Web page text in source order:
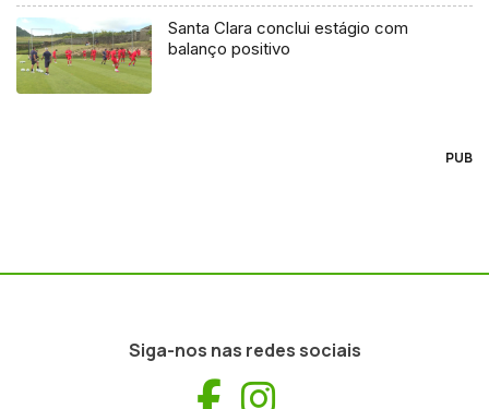
Santa Clara conclui estágio com
balanço positivo
PUB
Siga-nos nas redes sociais
Facebook